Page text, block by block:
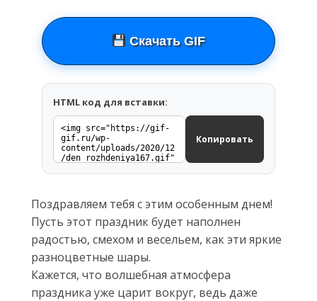
Скачать GIF
HTML код для вставки:
Копировать
Поздравляем тебя с этим особенным днем!
Пусть этот праздник будет наполнен
радостью, смехом и весельем, как эти яркие
разноцветные шары.
Кажется, что волшебная атмосфера
праздника уже царит вокруг, ведь даже